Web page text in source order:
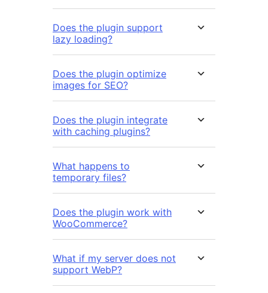
Does the plugin support
lazy loading?
Does the plugin optimize
images for SEO?
Does the plugin integrate
with caching plugins?
What happens to
temporary files?
Does the plugin work with
WooCommerce?
What if my server does not
support WebP?